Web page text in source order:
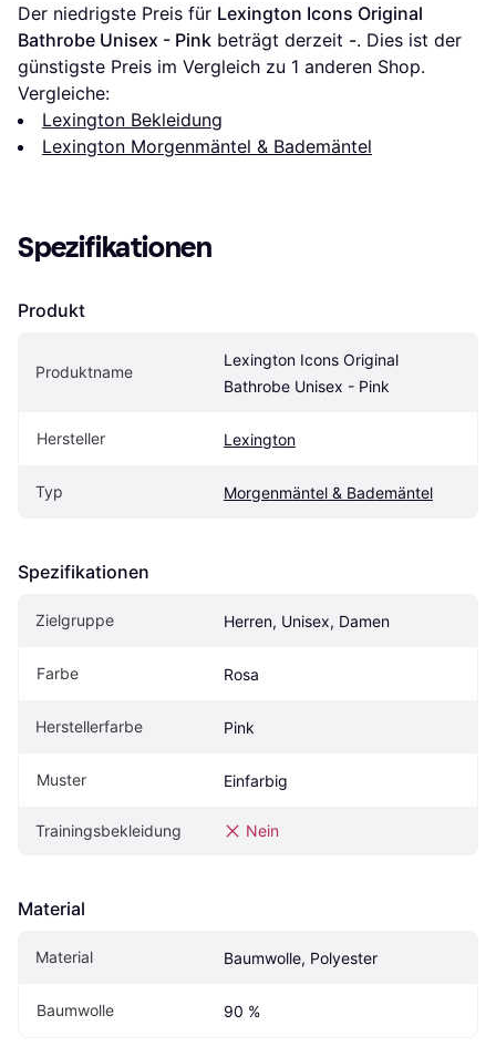
Der niedrigste Preis für Lexington Icons Original
Bathrobe Unisex - Pink beträgt derzeit -. Dies ist der
günstigste Preis im Vergleich zu 1 anderen Shop.
Vergleiche:
Lexington Bekleidung
Lexington Morgenmäntel & Bademäntel
Spezifikationen
Produkt
Produktname
Lexington Icons Original
Bathrobe Unisex - Pink
Hersteller Lexington
Typ Morgenmäntel & Bademäntel
Spezifikationen
Zielgruppe Herren, Unisex, Damen
Farbe Rosa
Herstellerfarbe Pink
Muster Einfarbig
Trainingsbekleidung Nein
Material
Material Baumwolle, Polyester
Baumwolle 90 %